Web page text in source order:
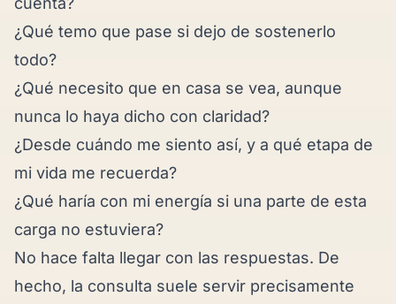
¿Qué temo que pase si dejo de sostenerlo
todo?
¿Qué necesito que en casa se vea, aunque
nunca lo haya dicho con claridad?
¿Desde cuándo me siento así, y a qué etapa de
mi vida me recuerda?
¿Qué haría con mi energía si una parte de esta
carga no estuviera?
No hace falta llegar con las respuestas. De
hecho, la consulta suele servir precisamente